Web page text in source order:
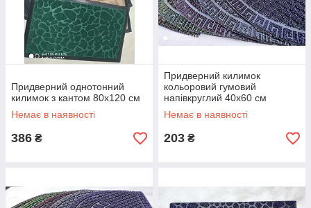
Придверний однотонний
килимок з кантом 80х120 см
Немає в наявності
386 ₴
Придверний килимок
кольоровий гумовий
напівкруглий 40х60 см
Немає в наявності
203 ₴